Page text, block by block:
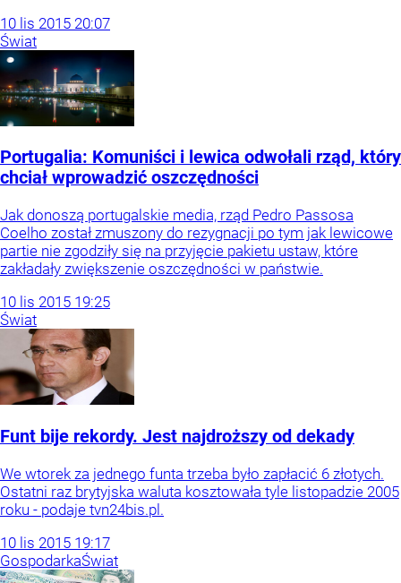
10 lis 2015 20:07
Świat
Portugalia: Komuniści i lewica odwołali rząd, który
chciał wprowadzić oszczędności
Jak donoszą portugalskie media, rząd Pedro Passosa
Coelho został zmuszony do rezygnacji po tym jak lewicowe
partie nie zgodziły się na przyjęcie pakietu ustaw, które
zakładały zwiększenie oszczędności w państwie.
10 lis 2015 19:25
Świat
Funt bije rekordy. Jest najdroższy od dekady
We wtorek za jednego funta trzeba było zapłacić 6 złotych.
Ostatni raz brytyjska waluta kosztowała tyle listopadzie 2005
roku - podaje tvn24bis.pl.
10 lis 2015 19:17
GospodarkaŚwiat